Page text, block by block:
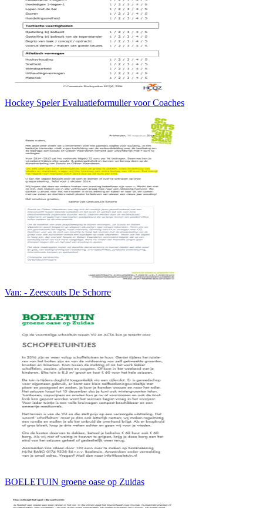
Hockey Speler Evaluatieformulier voor Coaches
Van: - Zeescouts De Schorre
BOELETUIN groene oase op Zuidas